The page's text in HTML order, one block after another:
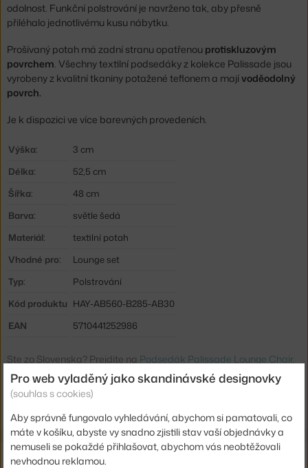
odolnost. Funkční polstrování je navrženo tak, aby přesně
přiléhalo jednotlivému kusu nábytku.
Prošívaný potah má zadní stranu opatřenou protiskluzovým
povrchem. Všechny textilní podsedáky z kolekce Palissade jsou
vyrobeny z kvalitní tkaniny potažené teflonem a majívoděodolný
povrch.
Je k dispozici ve více barevných provedeních.
Výška:
3 cm
Délka:
52,5 cm
Šířka:
48 cm
Barva:
světle šedá
Materiál:
textilní potah
Vhodné pro:
Lounge set
Typ:
Polstrování
Kód produktu HAY-AB560-B285-AB30
EAN
5710441252986
Ste zo Slovenska? Prejdite na Podsedák Palissade Lounge Chair,
sky grey
Shopping from the EU? Switch to Palissade Lounge Chair Seat
Cushion, sky grey
Související produkty
Pro web vyladěný jako skandinávské designovky
(souhlas s cookies)
Aby správně fungovalo vyhledávání, abychom si pamatovali, co
máte v košíku, abyste vy snadno zjistili stav vaší objednávky a
nemuseli se pokaždé přihlašovat, abychom vás neobtěžovali
nevhodnou reklamou.